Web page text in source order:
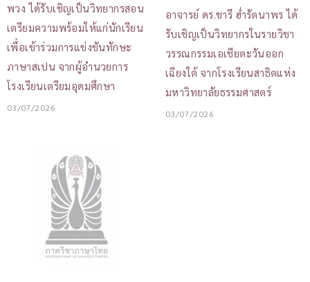
พวง ได้รับเชิญเป็นวิทยากรสอน
เตรียมความพร้อมให้แก่นักเรียน
เพื่อเข้าร่วมการแข่งขันทักษะ
ภาษาสเปน จากผู้อำนวยการ
โรงเรียนเตรียมอุดมศึกษา
03/07/2026
อาจารย์ ดร.ชารี ฮ่ำรัตนาพร ได้
รับเชิญเป็นวิทยากรในรายวิชา
วรรณกรรมเอเชียตะวันออก
เฉียงใต้ จากโรงเรียนสาธิตแห่ง
มหาวิทยาลัยธรรมศาสตร์
03/07/2026